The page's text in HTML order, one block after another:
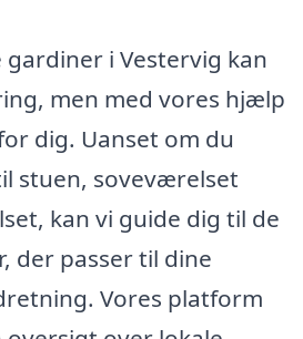
i Vestervig kan
men med vores hjælp
dig. Uanset om du
stuen, soveværelset
kan vi guide dig til de
der passer til dine
Vores platform